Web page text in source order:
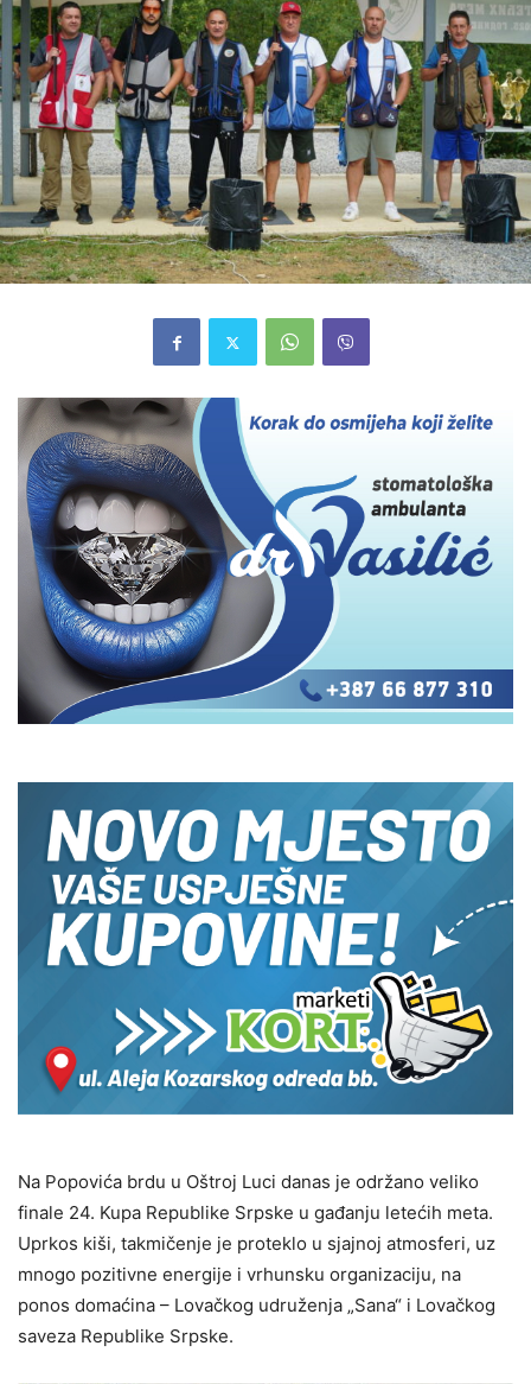
Na Popovića brdu u Oštroj Luci danas je održano veliko
finale 24. Kupa Republike Srpske u gađanju letećih meta.
Uprkos kiši, takmičenje je proteklo u sjajnoj atmosferi, uz
mnogo pozitivne energije i vrhunsku organizaciju, na
ponos domaćina – Lovačkog udruženja „Sana“ i Lovačkog
saveza Republike Srpske.